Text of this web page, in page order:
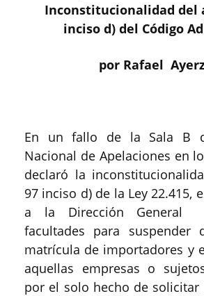
Inconstitucionalidad del
inciso d) del Código
por Rafael
En un fallo de la Sala B
Nacional de Apelaciones en
declaró la
97 inciso d) de la Ley 22.415,
a la Dirección General
facultades para suspender
matrícula de importadores y
aquellas empresas o
por el solo hecho de solicitar